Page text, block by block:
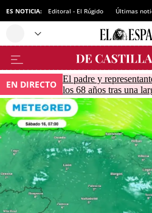
ES NOTICIA: Editoral - El Rúgido Últimas
EN DIRECTO El padre y
los 68 años tras una